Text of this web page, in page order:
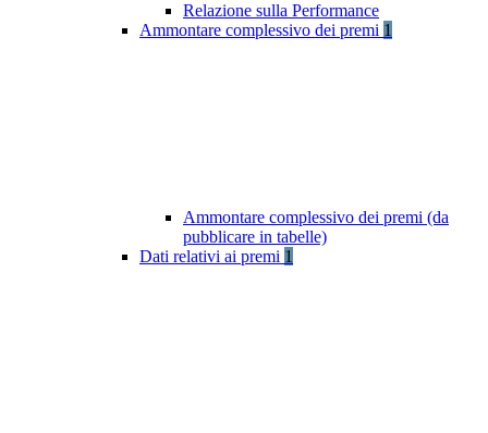
Relazione sulla Performance
Ammontare complessivo dei premi 1
Ammontare complessivo dei premi (da
pubblicare in tabelle)
Dati relativi ai premi 1